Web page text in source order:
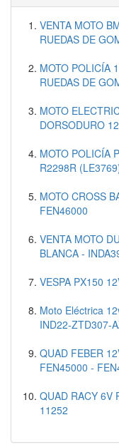
VENTA MOTO
RUEDAS DE
MOTO POLICÍA
RUEDAS DE
MOTO
DORSODURO
MOTO POLICÍA
R2298R
MOTO CROSS
FEN46000
VENTA MOTO
BLANCA -
VESPA PX150
Moto Eléctrica
IND22-ZTD307-
QUAD FEBER
FEN45000 -
QUAD RACY 6V
11252